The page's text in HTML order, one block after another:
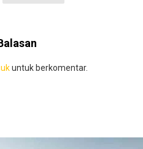
untuk berkomentar.